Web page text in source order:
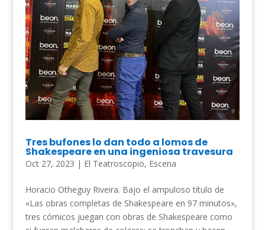
Tres bufones lo dan todo a lomos de
Shakespeare en una ingeniosa travesura
Oct 27, 2023 | El Teatroscopio, Escena
Horacio Otheguy Riveira. Bajo el ampuloso título de
«Las obras completas de Shakespeare en 97 minutos»,
tres cómicos juegan con obras de Shakespeare como